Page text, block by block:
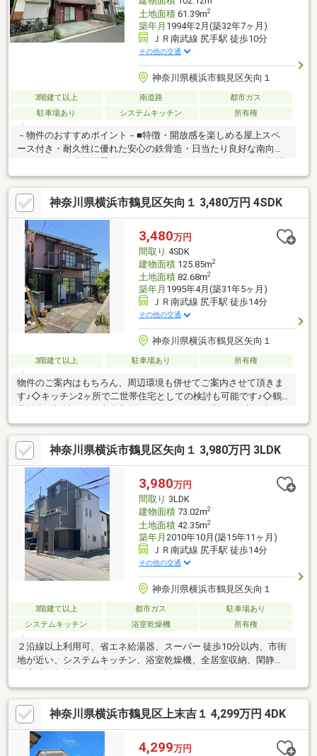
土地面積61.39m2
築年月 1994年2月(築32年7ヶ月)
ＪＲ南武線 尻手駅 徒歩10分
その他の交通
神奈川県横浜市鶴見区矢向１
3階建て以上 南道路
都市ガス
駐車場あり
システムキッチン 所有権
－物件のおすすめポイント－■特徴・開放感を楽しめる屋上スペ
ース付き・耐久性に優れた安心の鉄骨造・日当たり良好な南向き
として使える和室あり・同時調理ができて便利な三つ口コンロ付
き■周辺環境・コンビニまで徒歩1分・スーパーまで徒歩8分・ド
ラックストアまで徒歩10分・横浜市立新鶴見小学校まで徒歩5
分・横浜市立矢向中学校まで徒歩5分
神奈川県横浜市鶴見区矢向１ 3,480万円 4SDK
3,480万円
間取り 4SDK
建物面積125.85m2
土地面積82.68m2
築年月 1995年4月(築31年5ヶ月)
ＪＲ南武線 尻手駅 徒歩14分
その他の交通
神奈川県横浜市鶴見区矢向１
3階建て以上 駐車場あり 所有権
物件のご案内はもちろん、周辺環境も併せてご案内させて頂きま
す♪◇キッチン2ヶ所で二世帯住宅としての検討も可能です♪◇鶴
り良好♪◇カースペース有（サイズ制限あり）◇エイビィ新鶴見
店、オーケー川崎小倉店、ベルクフォルテ森永橋店、コーナン鶴
見元宮店など買物施設が充実した立地です♪◇天気の良い日は鶴
見川沿い、近くの公園までのお散歩もおすすめです♪【バスのご利
用も大変便利です♪】臨港バス「矢向西町」停歩約2分 川崎駅西
口まで乗車時間約10分市営バス「行定庵前」停歩約8分 鶴見駅
前まで乗車時間約14分※建物3階部分未登記。
神奈川県横浜市鶴見区矢向１ 3,980万円 3LDK
3,980万円
間取り 3LDK
建物面積73.02m2
土地面積42.35m2
築年月 2010年10月(築15年11ヶ月)
ＪＲ南武線 尻手駅 徒歩14分
その他の交通
神奈川県横浜市鶴見区矢向１
3階建て以上 都市ガス
駐車場あり
システムキッチン
浴室乾燥機 所有権
２沿線以上利用可、省エネ給湯器、スーパー 徒歩10分以内、市街
地が近い、システムキッチン、浴室乾燥機、全居室収納、閑静な
複層ガラス、温水洗浄便座、床下収納、浴室に窓、ＴＶモニタ付
インターホン、都市近郊、全居室フローリング、３階建以上、都
市ガス、小学校 徒歩10分以内、平坦地
神奈川県横浜市鶴見区上末吉１ 4,299万円 4DK
4,299万円